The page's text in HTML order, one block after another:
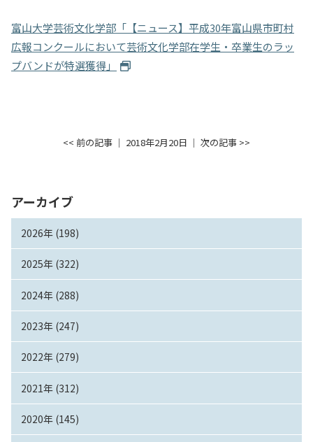
国際交流・留学
アーカイブ
2026年 (198)
2025年 (322)
2024年 (288)
2023年 (247)
2022年 (279)
2021年 (312)
2020年 (145)
富山大学芸術文化学部「【ニュース】平成30年富山県市町村
広報コンクールにおいて芸術文化学部在学生・卒業生のラッ
プバンドが特選獲得」
<< 前の記事 │ 2018年2月20日 │ 次の記事 >>